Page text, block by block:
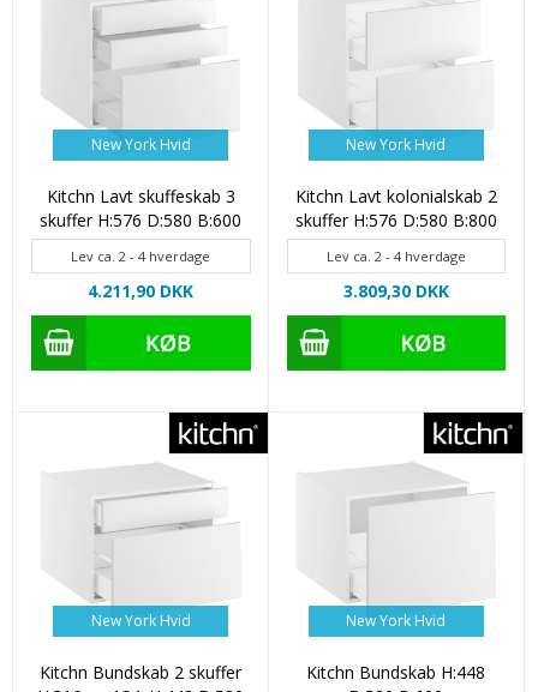
New York Hvid
Kitchn Lavt skuffeskab 3
skuffer H:576 D:580 B:600
Lev ca. 2 - 4 hverdage
4.211,90 DKK
New York Hvid
Kitchn Lavt kolonialskab 2
skuffer H:576 D:580 B:800
Lev ca. 2 - 4 hverdage
3.809,30 DKK
New York Hvid
Kitchn Bundskab 2 skuffer
New York Hvid
Kitchn Bundskab H:448